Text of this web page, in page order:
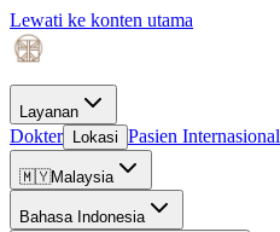
Lewati ke konten utama
Layanan
Dokter Lokasi Pasien Internasional
🇲🇾Malaysia
Bahasa Indonesia